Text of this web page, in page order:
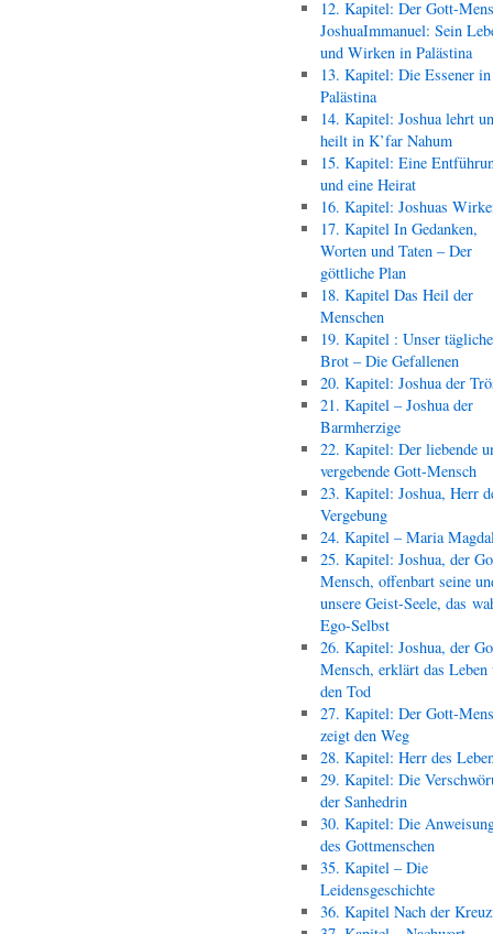
12. Kapitel: Der Gott-
JoshuaImmanuel: Sein
und Wirken in Palästina
13. Kapitel: Die Essener in
Palästina
14. Kapitel: Joshua lehrt
heilt in K’far Nahum
15. Kapitel: Eine
und eine Heirat
16. Kapitel: Joshuas
17. Kapitel In Gedanken,
Worten und Taten – Der
göttliche Plan
18. Kapitel Das Heil der
Menschen
19. Kapitel : Unser
Brot – Die Gefallenen
20. Kapitel: Joshua der
21. Kapitel – Joshua der
Barmherzige
22. Kapitel: Der liebende
vergebende Gott-Mensch
23. Kapitel: Joshua, Herr
Vergebung
24. Kapitel – Maria
25. Kapitel: Joshua, der
Mensch, offenbart seine
unsere Geist-Seele, das
Ego-Selbst
26. Kapitel: Joshua, der
Mensch, erklärt das Leben
den Tod
27. Kapitel: Der Gott-
zeigt den Weg
28. Kapitel: Herr des
29. Kapitel: Die
der Sanhedrin
30. Kapitel: Die
des Gottmenschen
35. Kapitel – Die
Leidensgeschichte
36. Kapitel Nach der